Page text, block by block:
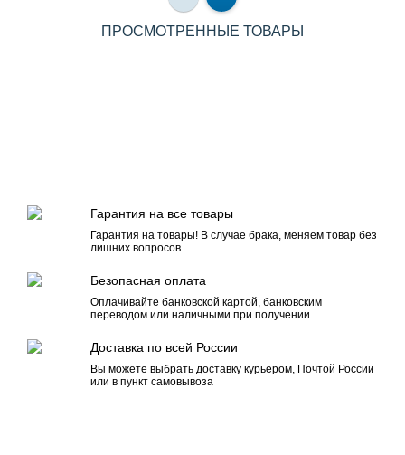
ПРОСМОТРЕННЫЕ ТОВАРЫ
Гарантия на все товары
Гарантия на товары! В случае брака, меняем товар без
лишних вопросов.
Безопасная оплата
Оплачивайте банковской картой, банковским
переводом или наличными при получении
Доставка по всей России
Вы можете выбрать доставку курьером, Почтой России
или в пункт самовывоза